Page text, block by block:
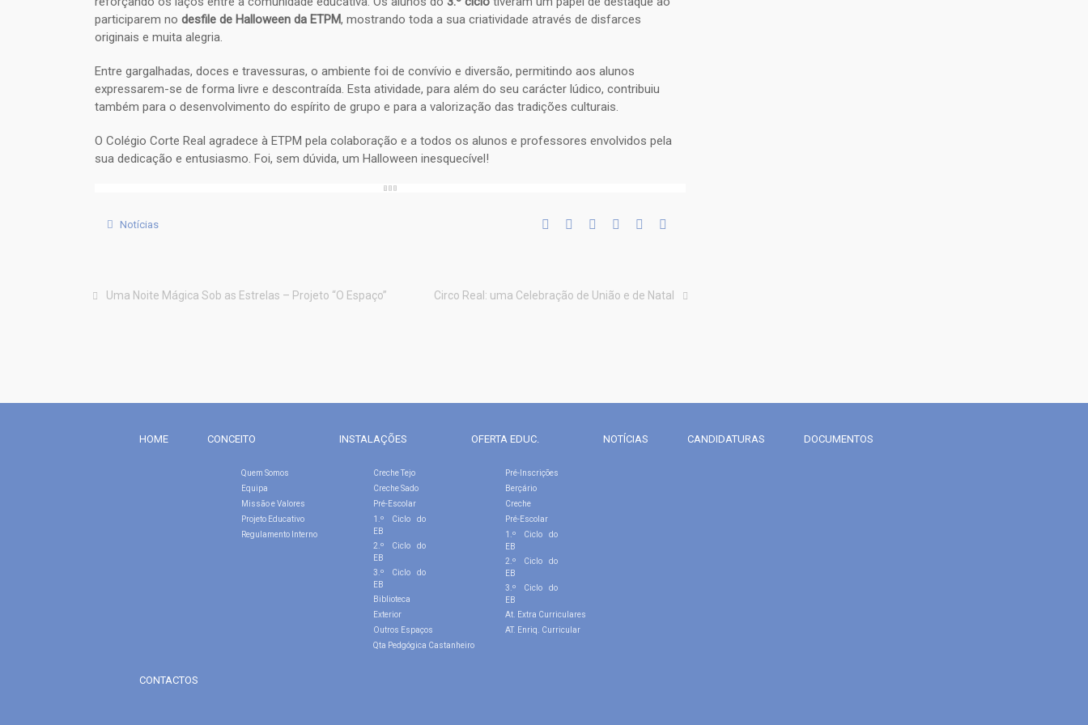
participarem no desfile de Halloween da ETPM, mostrando toda a sua criatividade através de disfarces
originais e muita alegria.
Entre gargalhadas, doces e travessuras, o ambiente foi de convívio e diversão, permitindo aos alunos
expressarem-se de forma livre e descontraída. Esta atividade, para além do seu carácter lúdico, contribuiu
também para o desenvolvimento do espírito de grupo e para a valorização das tradições culturais.
O Colégio Corte Real agradece à ETPM pela colaboração e a todos os alunos e professores envolvidos pela
sua dedicação e entusiasmo. Foi, sem dúvida, um Halloween inesquecível!
Notícias
Uma Noite Mágica Sob as Estrelas – Projeto “O Espaço” Circo Real: uma Celebração de União e de Natal
HOME CONCEITO
Quem Somos
Equipa
Missão e Valores
Projeto Educativo
Regulamento Interno
INSTALAÇÕES
Creche Tejo
Creche Sado
Pré-Escolar
1.º Ciclo do
EB
2.º Ciclo do
EB
3.º Ciclo do
EB
Biblioteca
Exterior
Outros Espaços
Qta Pedgógica Castanheiro
OFERTA EDUC.
Pré-Inscrições
Berçário
Creche
Pré-Escolar
1.º Ciclo do
EB
2.º Ciclo do
EB
3.º Ciclo do
EB
At. Extra Curriculares
AT. Enriq. Curricular
NOTÍCIAS CANDIDATURAS DOCUMENTOS
CONTACTOS